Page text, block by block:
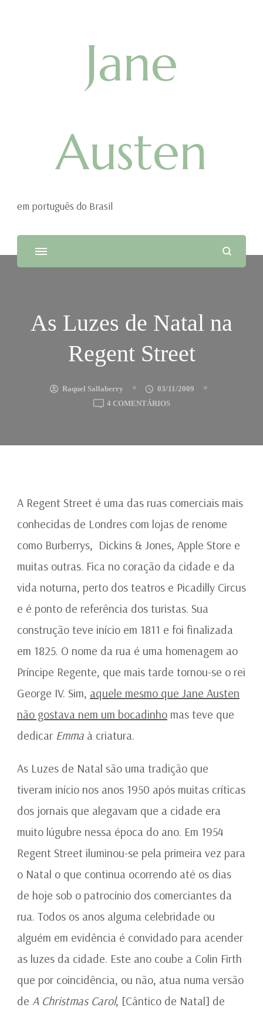
Jane
Austen
em português do Brasil
As Luzes de Natal na
Regent Street
Raquel Sallaberry
03/11/2009
4 COMENTÁRIOSEM
DE
A Regent Street é uma das ruas comerciais mais
conhecidas de Londres com lojas de renome
como Burberrys, Dickins & Jones, Apple Store e
muitas outras. Fica no coração da cidade e da
vida noturna, perto dos teatros e Picadilly Circus
e é ponto de referência dos turistas. Sua
construção teve início em 1811 e foi finalizada
em 1825. O nome da rua é uma homenagem ao
Príncipe Regente, que mais tarde tornou-se o rei
George IV. Sim, aquele mesmo que Jane Austen
não gostava nem um bocadinho mas teve que
dedicar Emma à criatura.
As Luzes de Natal são uma tradição que
tiveram início nos anos 1950 após muitas críticas
dos jornais que alegavam que a cidade era
muito lúgubre nessa época do ano. Em 1954
Regent Street iluminou-se pela primeira vez para
o Natal o que continua ocorrendo até os dias
de hoje sob o patrocínio dos comerciantes da
rua. Todos os anos alguma celebridade ou
alguém em evidência é convidado para acender
as luzes da cidade. Este ano coube a Colin Firth
que por coincidência, ou não, atua numa versão
de A Christmas Carol, [Cântico de Natal] de